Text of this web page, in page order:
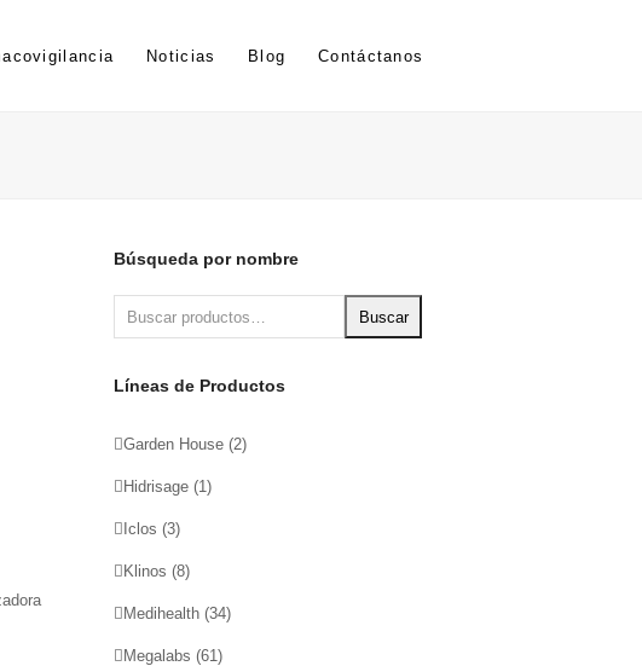
Noticias Blog Contáctanos
Búsqueda por nombre
Buscar
Líneas de Productos
Garden House (2)
Hidrisage (1)
Iclos (3)
Klinos (8)
Medihealth (34)
Megalabs (61)